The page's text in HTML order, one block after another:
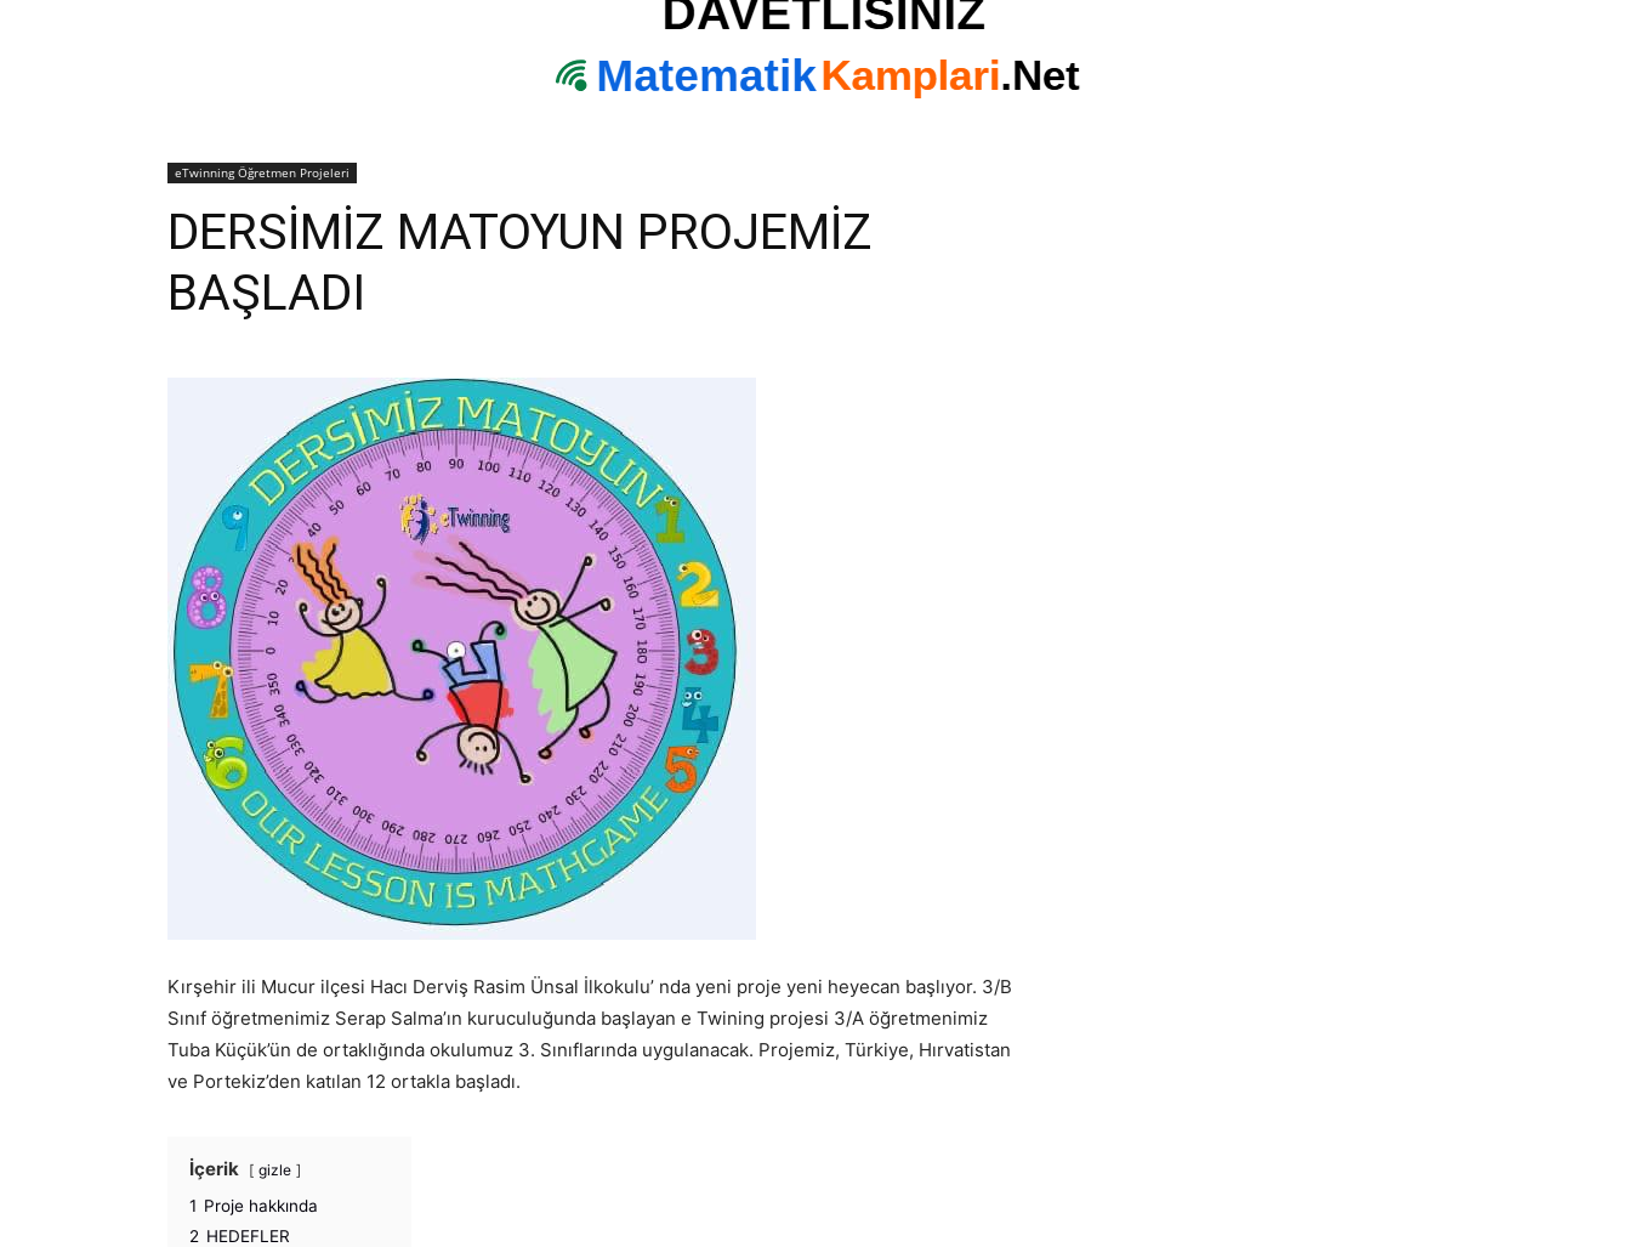
eTwinning Öğretmen Projeleri
DERSİMİZ MATOYUN PROJEMİZ
BAŞLADI
Kırşehir ili Mucur ilçesi Hacı Derviş Rasim Ünsal İlkokulu’ nda yeni proje yeni heyecan başlıyor. 3/B
Sınıf öğretmenimiz Serap Salma’ın kuruculuğunda başlayan e Twining projesi 3/A öğretmenimiz
Tuba Küçük’ün de ortaklığında okulumuz 3. Sınıflarında uygulanacak. Projemiz, Türkiye, Hırvatistan
ve Portekiz’den katılan 12 ortakla başladı.
İçerik gizle
1 Proje hakkında
2 HEDEFLER